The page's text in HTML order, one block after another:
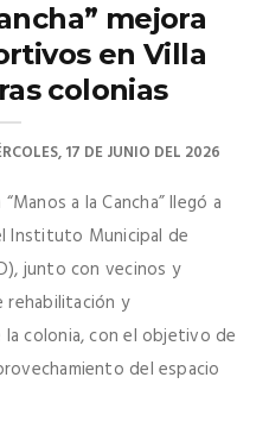
mejora
en Villa
colonias
17 DE JUNIO DEL 2026
a la Cancha” llegó a
Instituto Municipal de
junto con vecinos y
rehabilitación y
colonia, con el objetivo de
del espacio